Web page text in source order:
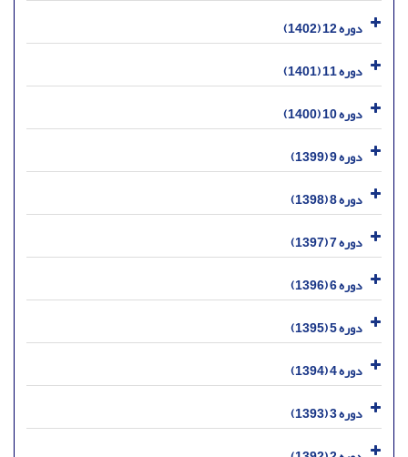
دوره 12 (1402)
دوره 11 (1401)
دوره 10 (1400)
دوره 9 (1399)
دوره 8 (1398)
دوره 7 (1397)
دوره 6 (1396)
دوره 5 (1395)
دوره 4 (1394)
دوره 3 (1393)